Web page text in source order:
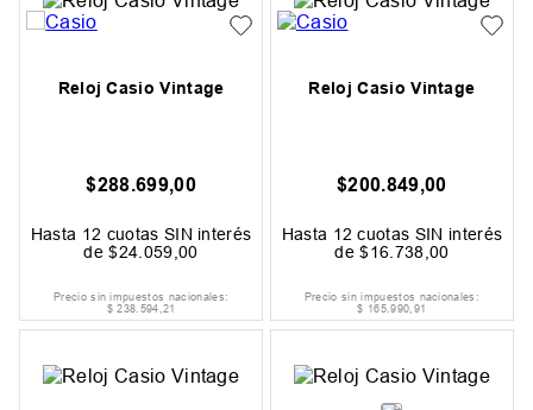
Reloj Casio Vintage
$288.699,00
Hasta 12 cuotas SIN interés
de$24 059 ,00
Precio sin impuestos nacionales:
$ 238.594,21
Reloj Casio Vintage
$200.849,00
Hasta 12 cuotas SIN interés
de$16 738 00
Precio sin impuestos nacionales:
$ 165.990,91